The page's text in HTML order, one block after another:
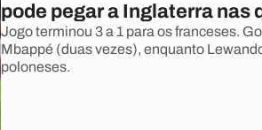
pode pegar a Inglaterra nas
Jogo terminou 3 a 1 para os franceses.
Mbappé (duas vezes), enquanto
poloneses.